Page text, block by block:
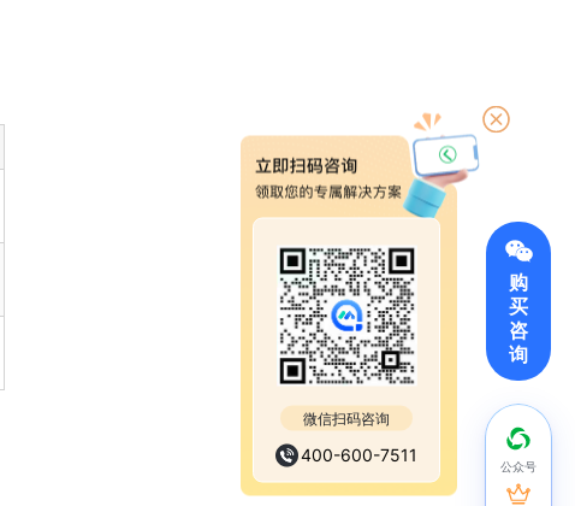
购
买
咨
询
微信扫码咨询
400-600-7511
公众号